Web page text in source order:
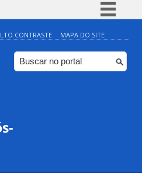
Simplifique!
Comunica BR
Participe
CONTRASTE MAPA DO SITE